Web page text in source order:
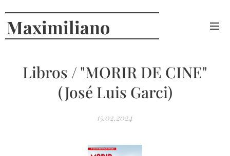
Maximiliano
Libros / "MORIR DE CINE"
(José Luis Garci)
15.02.2024